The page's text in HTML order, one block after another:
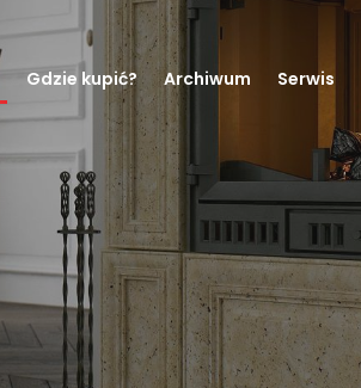
Gdzie kupić? Archiwum Serwis